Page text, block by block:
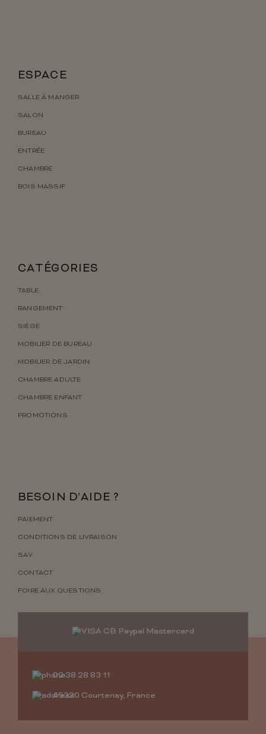
ESPACE
SALLE À MANGER
SALON
BUREAU
ENTRÉE
CHAMBRE
BOIS MASSIF
CATÉGORIES
TABLE
RANGEMENT
SIÈGE
MOBILIER DE BUREAU
MOBILIER DE JARDIN
CHAMBRE ADULTE
CHAMBRE ENFANT
PROMOTIONS
BESOIN D’AIDE ?
PAIEMENT
CONDITIONS DE LIVRAISON
SAV
CONTACT
FOIRE AUX QUESTIONS
02 38 28 83 11
45320 Courtenay, France